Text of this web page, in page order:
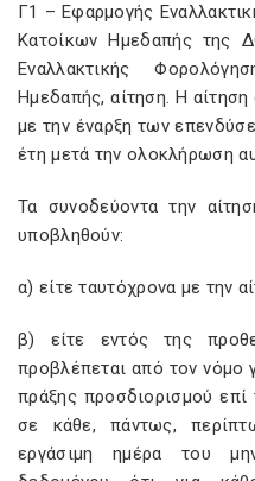
Γ1 – Εφαρμογής
Κατοίκων Ημεδαπής της
Εναλλακτικής
Ημεδαπής, αίτηση. Η αίτηση
με την έναρξη των
έτη μετά την ολοκλήρωση
Τα συνοδεύοντα την
υποβληθούν:
α) είτε ταυτόχρονα με την
β) είτε εντός της
προβλέπεται από τον νόμο
πράξης προσδιορισμού επί
σε κάθε, πάντως,
εργάσιμη ημέρα του